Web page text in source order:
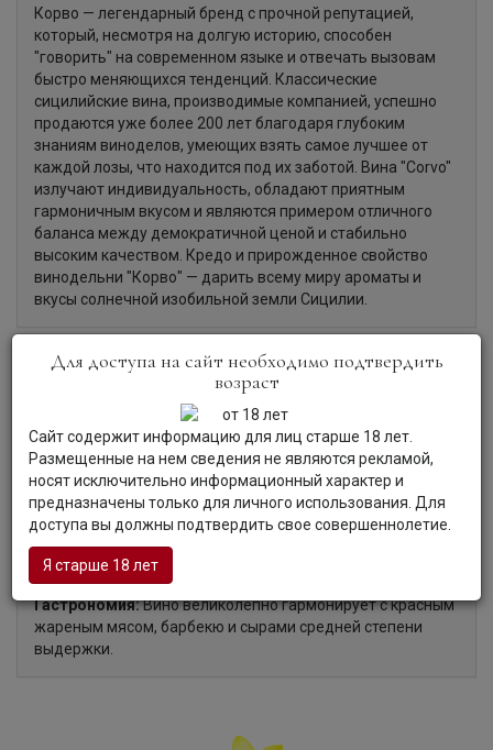
Корво — легендарный бренд с прочной репутацией,
который, несмотря на долгую историю, способен
"говорить" на современном языке и отвечать вызовам
быстро меняющихся тенденций. Классические
сицилийские вина, производимые компанией, успешно
продаются уже более 200 лет благодаря глубоким
знаниям виноделов, умеющих взять самое лучшее от
каждой лозы, что находится под их заботой. Вина "Corvo"
излучают индивидуальность, обладают приятным
гармоничным вкусом и являются примером отличного
баланса между демократичной ценой и стабильно
высоким качеством. Кредо и прирожденное свойство
винодельни "Корво" — дарить всему миру ароматы и
вкусы солнечной изобильной земли Сицилии.
Органолептические характеристики:
Цвет:
Вино глубокого рубинового цвета с фиолетовыми
отблесками.
Аромат сложный, интенсивный, фруктовый, с
ощущаемыми нотами красных фруктов, специй и черного
перца.
Вкус:Вкус полный, богатый, с отчетливыми, но мягкими
танинами и приятными ванильными нотками.
Гастрономия:Вино великолепно гармонирует с красным
жареным мясом, барбекю и сырами средней степени
выдержки.
Для доступа на сайт необходимо подтвердить
возраст
Сайт содержит информацию для лиц старше 18 лет.
Размещенные на нем сведения не являются рекламой,
носят исключительно информационный характер и
предназначены только для личного использования. Для
доступа вы должны подтвердить свое совершеннолетие.
Я старше 18 лет